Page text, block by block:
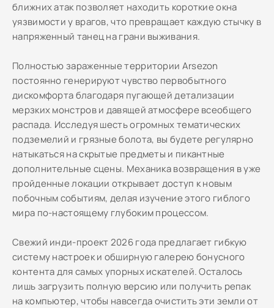
ближних атак позволяет находить короткие окна
уязвимости у врагов, что превращает каждую стычку в
напряженный танец на грани выживания.
Полностью зараженные территории Arsezon
постоянно генерируют чувство первобытного
дискомфорта благодаря пугающей детализации
мерзких монстров и давящей атмосфере всеобщего
распада. Исследуя шесть огромных тематических
подземелий и грязные болота, вы будете регулярно
натыкаться на скрытые предметы и пикантные
дополнительные сцены. Механика возвращения в уже
пройденные локации открывает доступ к новым
побочным событиям, делая изучение этого гиблого
мира по-настоящему глубоким процессом.
Свежий инди-проект 2026 года предлагает гибкую
систему настроек и обширную галерею бонусного
контента для самых упорных искателей. Осталось
лишь загрузить полную версию или получить репак
на компьютер, чтобы навсегда очистить эти земли от